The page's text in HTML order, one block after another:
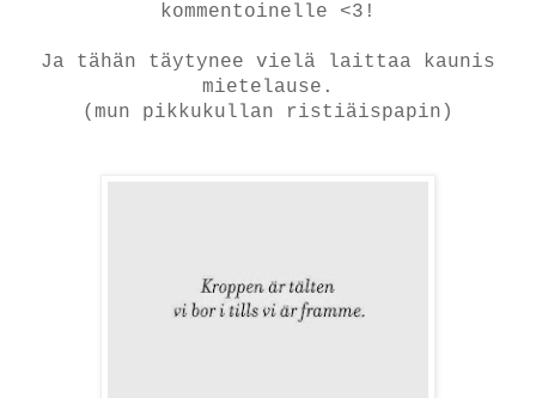
kommentoinelle <3!
Ja tähän täytynee vielä laittaa kaunis
mietelause.
(mun pikkukullan ristiäispapin)